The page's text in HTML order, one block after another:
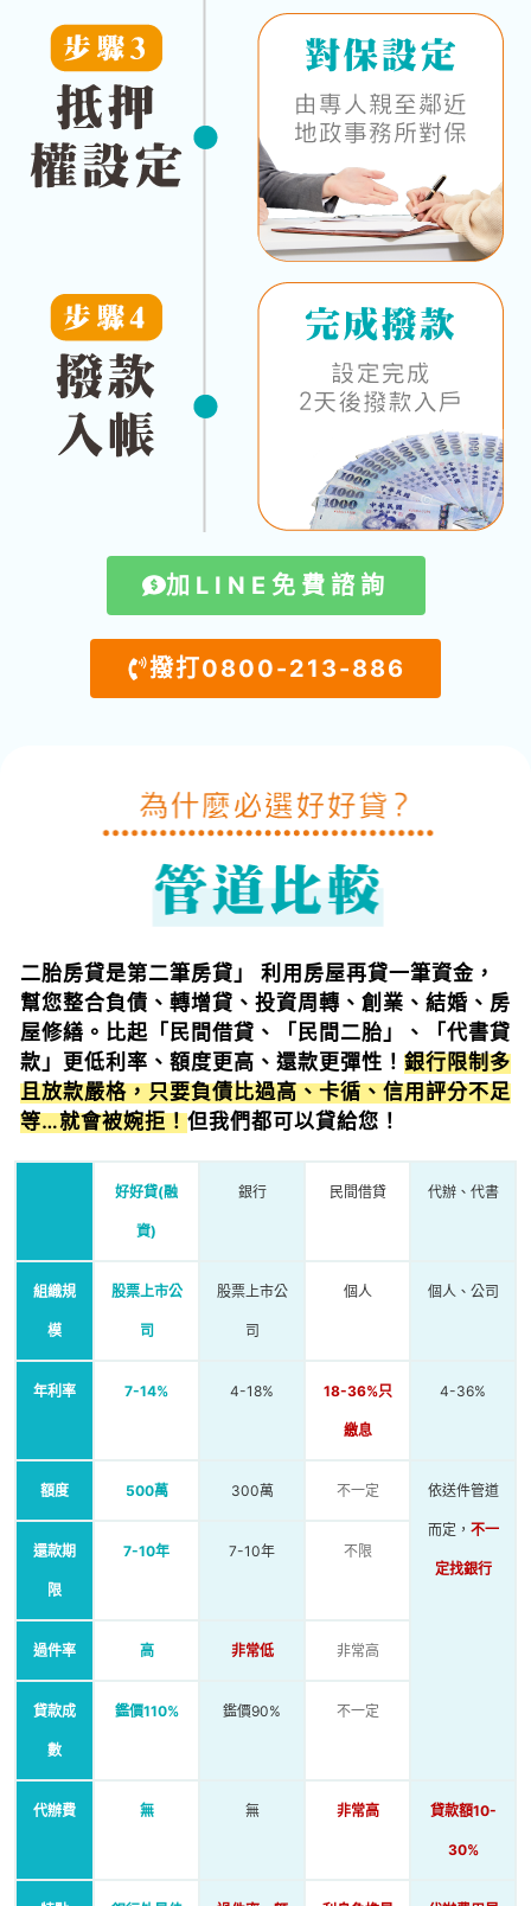
加LINE免費諮詢
撥打0800-213-886
二胎房貸是第二筆房貸」 利用房屋再貸一筆資金，
幫您整合負債、轉增貸、投資周轉、創業、結婚、房
屋修繕。比起「民間借貸、「民間二胎」、「代書貸
款」更低利率、額度更高、還款更彈性！ 銀行限制多
且放款嚴格，只要負債比過高、卡循、信用評分不足
等…就會被婉拒！但我們都可以貸給您！
好好貸(融
資)
銀行 民間借貸 代辦、代書
組織規
模
股票上市公
司
股票上市公
司
個人 個人、公司
年利率 7-14% 4-18% 18-36%只
繳息
4-36%
額度 500萬 300萬 不一定 依送件管道
而定， 不一
定找銀行
還款期
限
7-10年 7-10年 不限
過件率 高 非常低 非常高
貸款成
數
鑑價110% 鑑價90% 不一定
代辦費 無 無 非常高 貸款額10-
30%